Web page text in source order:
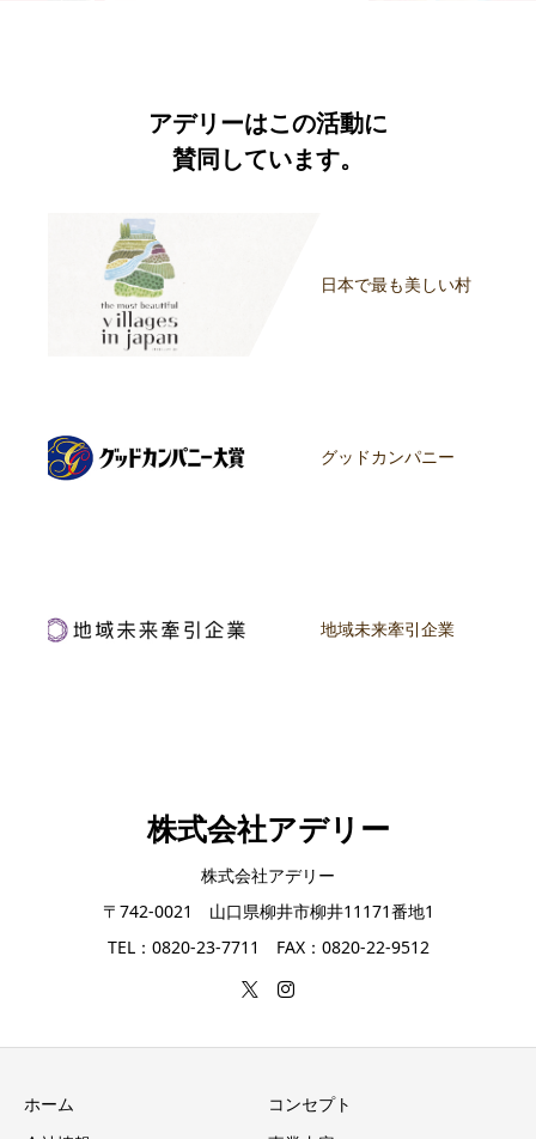
アデリーはこの活動に
賛同しています。
日本で最も美しい村
グッドカンパニー
地域未来牽引企業
株式会社アデリー
株式会社アデリー
〒742-0021 山口県柳井市柳井11171番地1
TEL：0820-23-7711 FAX：0820-22-9512
ホーム
コンセプト